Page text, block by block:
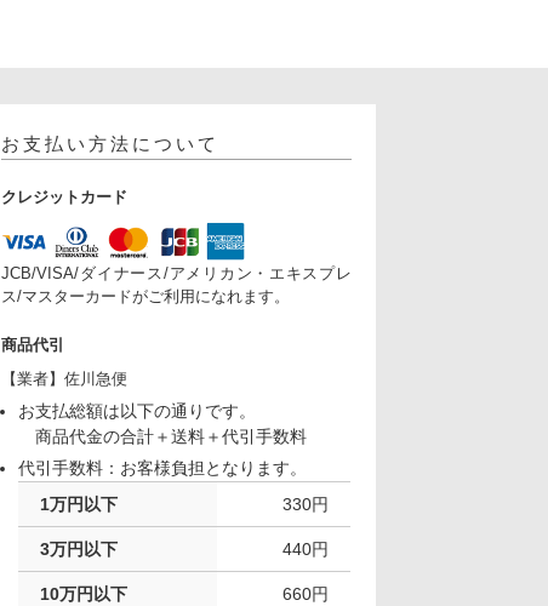
お支払い方法について
クレジットカード
JCB/VISA/ダイナース/アメリカン・エキスプレ
ス/マスターカードがご利用になれます。
商品代引
【業者】佐川急便
お支払総額は以下の通りです。
商品代金の合計＋送料＋代引手数料
代引手数料：お客様負担となります。
1万円以下
330円
3万円以下 440円
10万円以下 660円